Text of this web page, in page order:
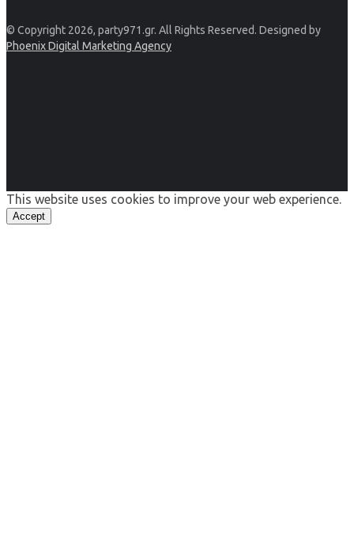
© Copyright 2026, party971.gr. All Rights Reserved. Designed by
Phoenix Digital Marketing Agency
This website uses cookies to improve your web experience.
Accept